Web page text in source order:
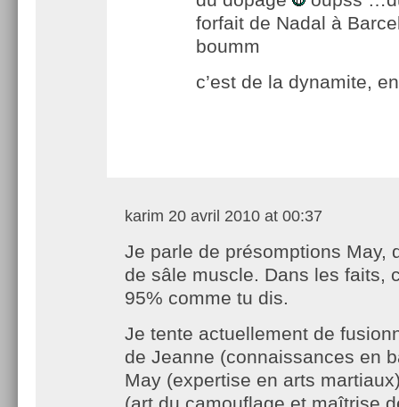
forfait de Nadal à
boumm
c’est de la dynamite,
karim 20 avril 2010 at 00:37
Je parle de présomptions May,
de sâle muscle. Dans les faits,
95% comme tu dis.
Je tente actuellement de
de Jeanne (connaissances en
May (expertise en arts